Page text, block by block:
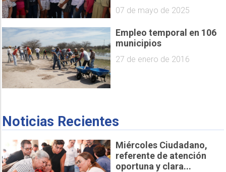
07 de mayo de 2025
Empleo temporal en 106
municipios
27 de enero de 2016
Noticias Recientes
Miércoles Ciudadano,
referente de atención
oportuna y clara...